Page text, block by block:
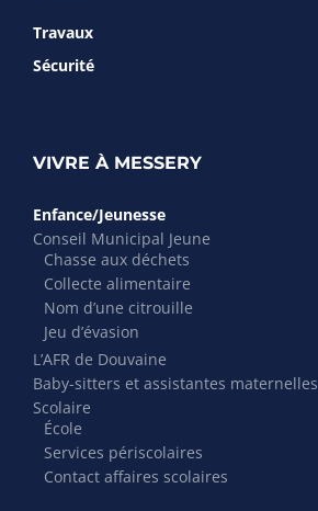
Travaux
Sécurité
VIVRE À MESSERY
Enfance/Jeunesse
Conseil Municipal Jeune
Chasse aux déchets
Collecte alimentaire
Nom d’une citrouille
Jeu d’évasion
L’AFR de Douvaine
Baby-sitters et assistantes maternelles
Scolaire
École
Services périscolaires
Contact affaires scolaires